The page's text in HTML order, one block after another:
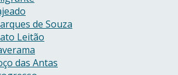
de Souza
Leitão
das Antas